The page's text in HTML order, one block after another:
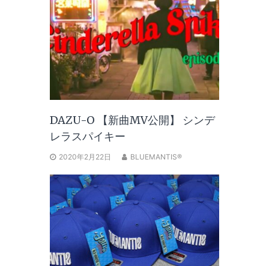
DAZU-O 【新曲MV公開】 シンデ
レラスパイキー
2020年2月22日 BLUEMANTIS®